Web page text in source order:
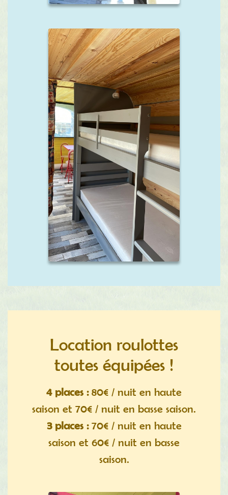
Location roulottes
toutes équipées !
4 places :80€ / nuit en haute
saison et 70€ / nuit en basse saison.
3 places :70€ / nuit en haute
saison et 60€ / nuit en basse
saison.